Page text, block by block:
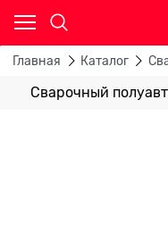
Главная Каталог
Сварочный